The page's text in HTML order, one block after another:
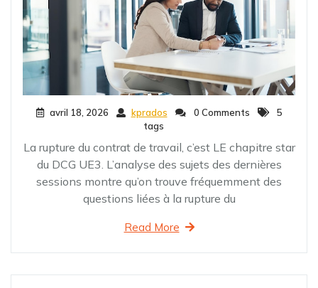
avril 18, 2026 kprados 0 Comments
5
tags
La rupture du contrat de travail, c’est LE chapitre star
du DCG UE3. L’analyse des sujets des dernières
sessions montre qu’on trouve fréquemment des
questions liées à la rupture du
Read More